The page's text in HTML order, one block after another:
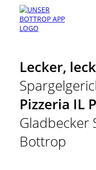
Lecker,
Pizzeria IL
Gladbecker
Bottrop